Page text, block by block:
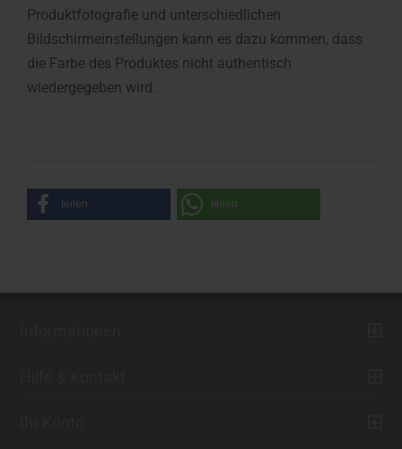
Produktfotografie und unterschiedlichen
Bildschirmeinstellungen kann es dazu kommen, dass
die Farbe des Produktes nicht authentisch
wiedergegeben wird.
teilen teilen